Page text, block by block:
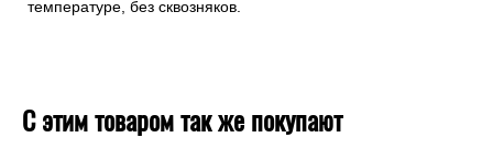
температуре, без сквозняков.
С этим товаром так же покупают